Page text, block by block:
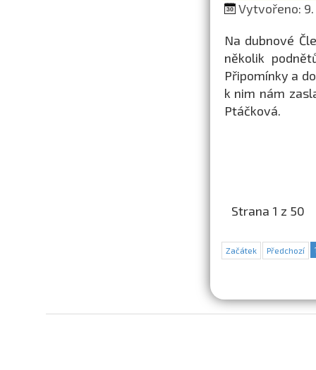
Vytvořeno: 9.
Na dubnové
několik
Připomínky a
k nim nám
Ptáčková.
Strana 1 z 50
Začátek Předchozí